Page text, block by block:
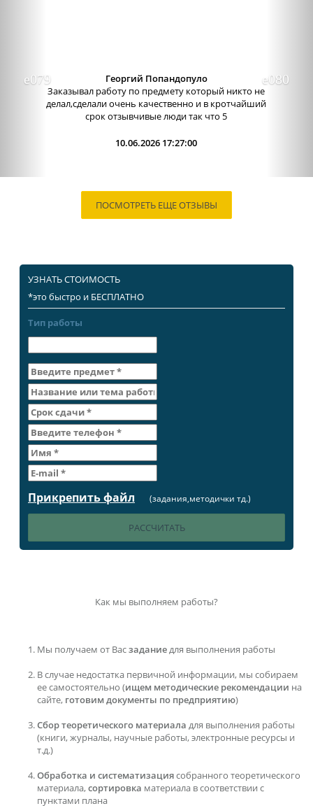
Отличный сервис, очень приятные
администраторы. Связь очень хорошо налажена,
поэтому можно узнавать новости о написании
работы. Сама...
09.06.2026 13:15:00
ПОСМОТРЕТЬ ЕЩЕ ОТЗЫВЫ
УЗНАТЬ СТОИМОСТЬ
*это быстро и БЕСПЛАТНО
Тип работы
Прикрепить файл (задания,методички тд.)
Как мы выполняем работы?
Мы получаем от Васзаданиедля выполнения работы
В случае недостатка первичной информации, мы собираем
ее самостоятельно (ищем методические рекомендации на
сайте, готовим документы по предприятию)
Сбор теоретического материала для выполнения работы
(книги, журналы, научные работы, электронные ресурсы и
т.д.)
Обработка и систематизациясобранного теоретического
материала,сортировка материала в соответствии с
пунктами плана